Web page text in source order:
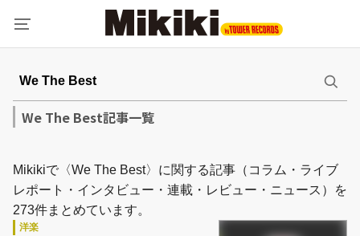
We The Best記事一覧
Mikikiで〈We The Best〉に関する記事（コラム・ライブ
レポート・インタビュー・連載・レビュー・ニュース）を
273件まとめています。
洋楽